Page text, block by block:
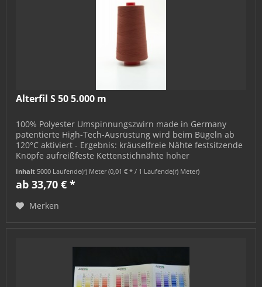
Alterfil S 50 5.000 m
100% Polyester Umspinnungszwirn made in Germany
patentierte High-Tech-Ausrüstung wird beim Bügeln ab
120°C aktiviert - Ergebnis: kräuselfreie Nähte festsitzende
Knöpfe aufreißfeste Kettenstichnähte hoher
Inhalt 5000 Laufende(r) Meter(0,01 € * / 1 Laufende(r) Meter)
ab 33,70 € *
Merken